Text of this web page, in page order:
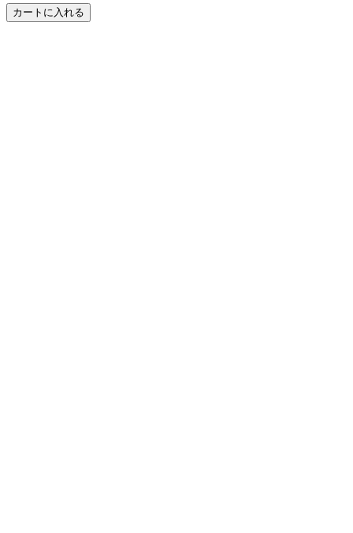
カートに入れる